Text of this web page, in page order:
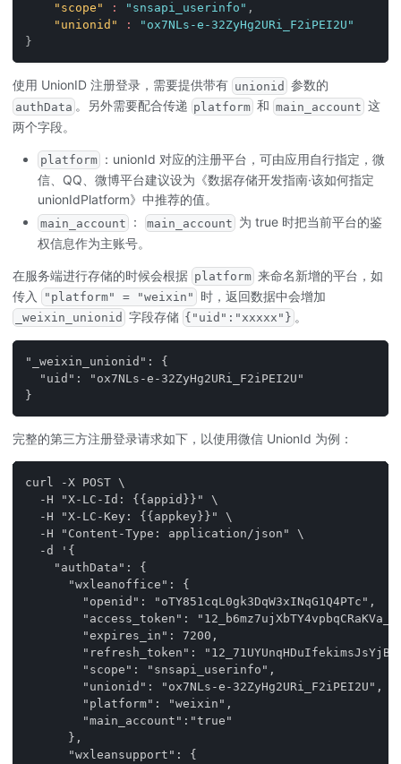
"scope"
: "snsapi_userinfo" ,
"unionid"
:
"ox7NLs-e-32ZyHg2URi_F2iPEI2U"
}
使用 UnionID 注册登录，需要提供带有 unionid 参数的
authData 。另外需要配合传递 platform 和 main_account 这
两个字段。
platform
：unionId 对应的注册平台，可由应用自行指定，微
信、QQ、微博平台建议设为《数据存储开发指南·该如何指定
unionIdPlatform》中推荐的值。
main_account ： main_account 为 true 时把当前平台的鉴
权信息作为主账号。
在服务端进行存储的时候会根据 platform 来命名新增的平台，如
传入
"platform" = "weixin" 时，返回数据中会增加
_weixin_unionid 字段存储 {"uid":"xxxxx"} 。
"_weixin_unionid": {
  "uid": "ox7NLs-e-32ZyHg2URi_F2iPEI2U"
}
完整的第三方注册登录请求如下，以使用微信 UnionId 为例：
curl -X POST \
  -H "X-LC-Id: {{appid}}" \
  -H "X-LC-Key: {{appkey}}" \
  -H "Content-Type: application/json" \
  -d '{
    "authData": {
      "wxleanoffice": {
        "openid": "oTY851cqL0gk3DqW3xINqG1Q4PTc",
"access_token":
        "expires_in": 7200,
"refresh_token":
        "scope": "snsapi_userinfo",
        "unionid": "ox7NLs-e-32ZyHg2URi_F2iPEI2U",
        "platform": "weixin",
        "main_account":"true"
      },
      "wxleansupport": {